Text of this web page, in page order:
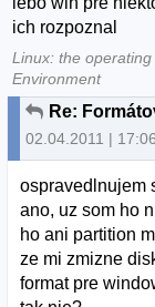
ich rozpoznal
Linux: the
Environment
02.04.2011 | 17:06
ospravedlnujem
ano, uz som ho
ho ani partition
ze mi zmizne
format pre